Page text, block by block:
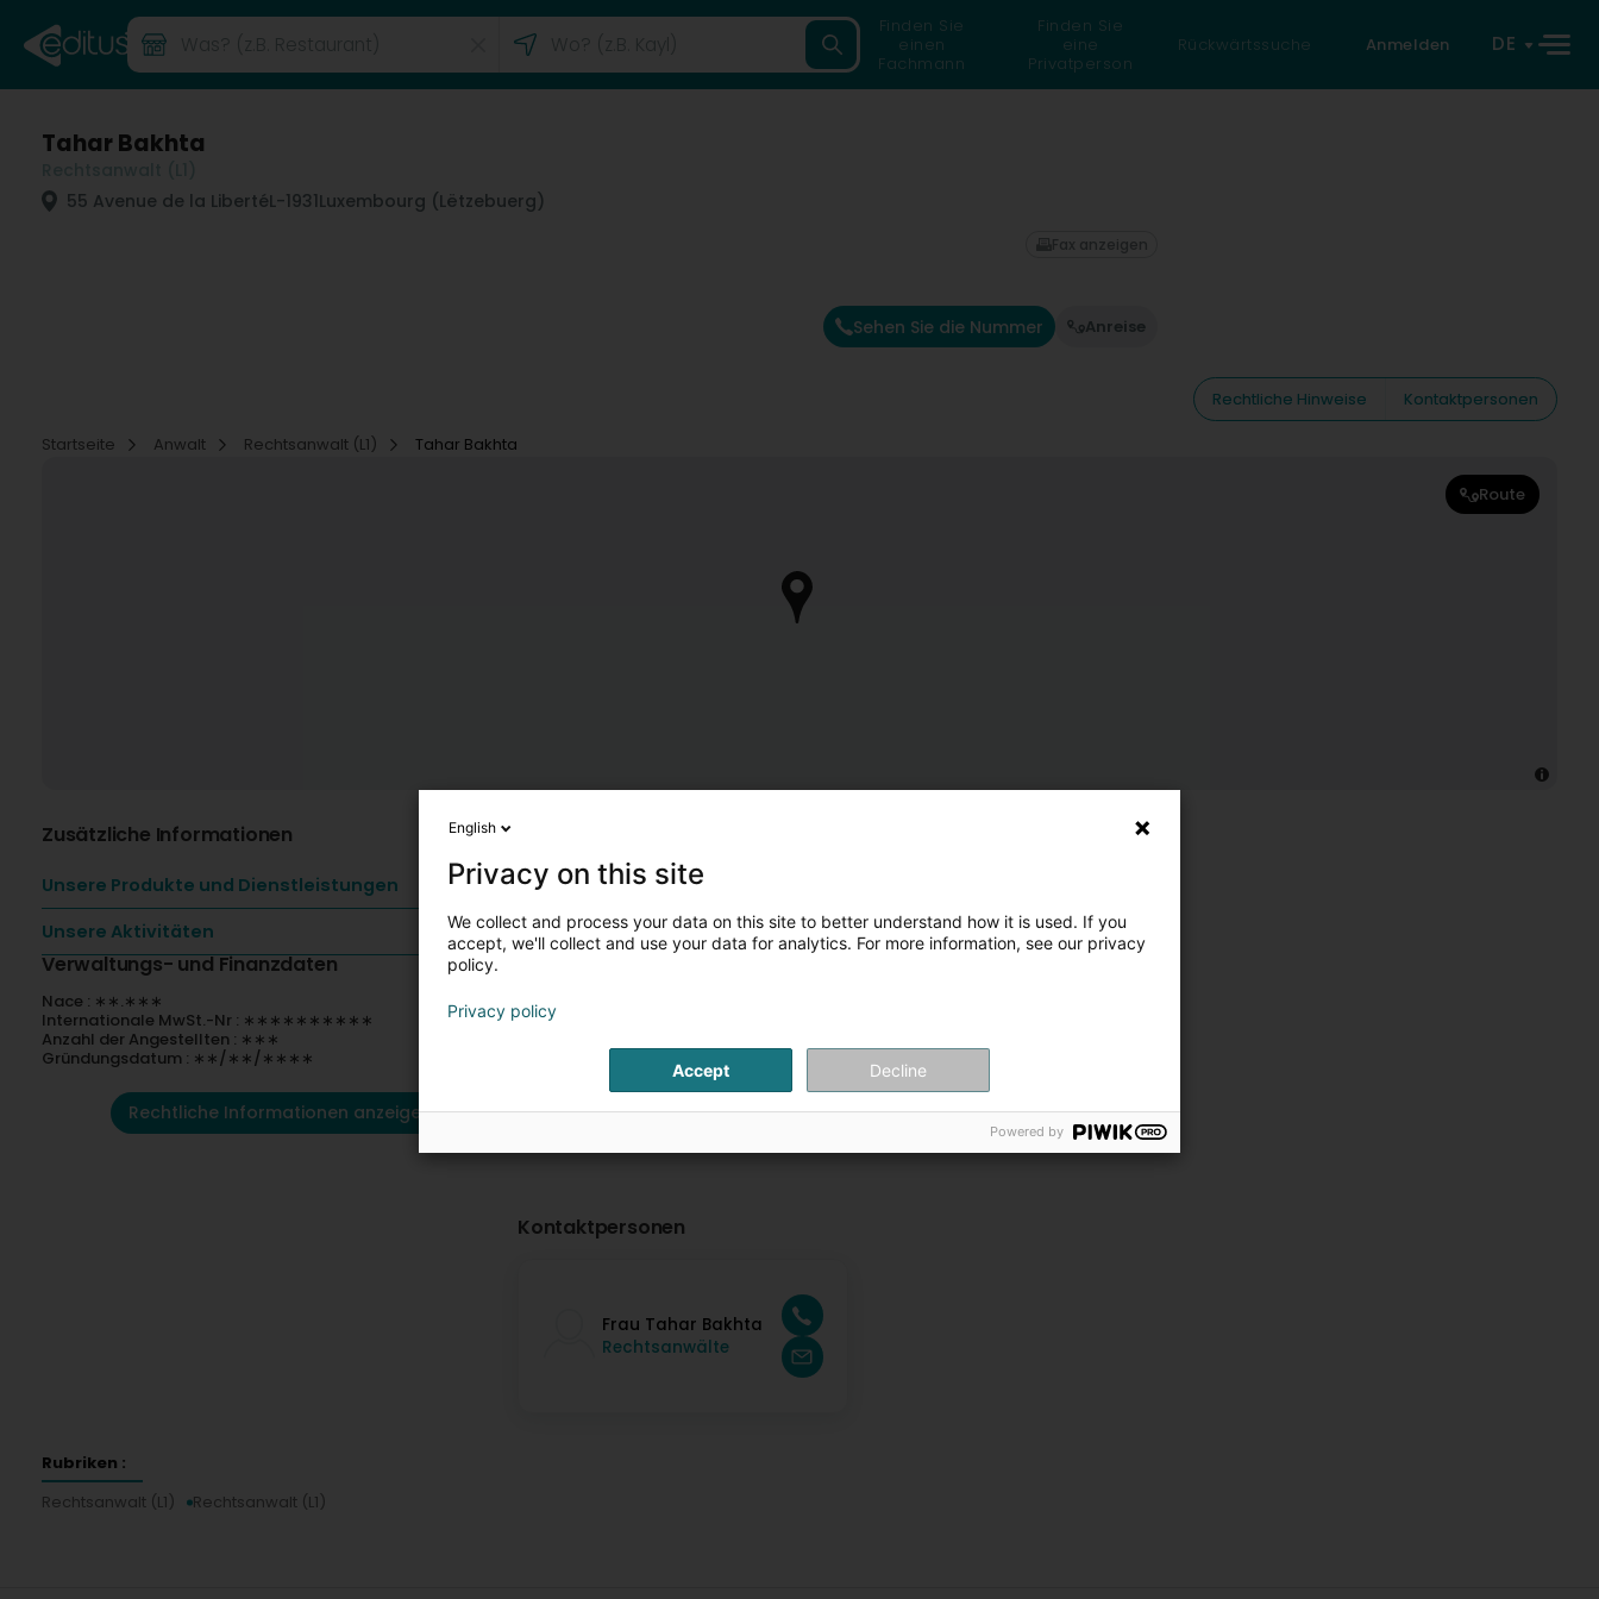
Finden Sie
einen
Fachmann
Finden Sie
eine
Privatperson
Rückwärtssuche Anmelden DE
Tahar Bakhta
55 Avenue de la LibertéL-1931Luxembourg (Lëtzebuerg)
Sehen Sie die Nummer Anreise
Fax anzeigen
Rechtliche Hinweise
Kontaktpersonen
Startseite
Anwalt Rechtsanwalt (L1) Tahar Bakhta
Route
Zusätzliche Informationen
Unsere Produkte und Dienstleistungen
Unsere Aktivitäten
Verwaltungs- und Finanzdaten
Nace : ∗∗.∗∗∗
Internationale MwSt.-Nr : ∗∗∗∗∗∗∗∗∗∗
Anzahl der Angestellten : ∗∗∗
Gründungsdatum : ∗∗/∗∗/∗∗∗∗
Rechtliche Informationen anzeigen
Kontaktpersonen
Frau Tahar Bakhta
Rechtsanwälte
Rubriken :
Rechtsanwalt (L1)
Rechtsanwalt (L1)
English
Privacy on this site
We collect and process your data on this site to better understand how it is used. If you
accept, we'll collect and use your data for analytics. For more information, see our privacy
policy.
Privacy policy
Accept Decline
Powered by